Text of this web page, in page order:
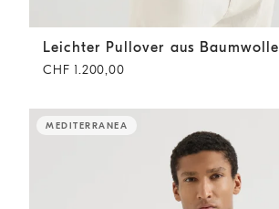
Leichter Pullover aus Baumwolle Weiß
Leichter Pullover aus Baumwolle
CHF 1.200,00
MEDITERRANEA